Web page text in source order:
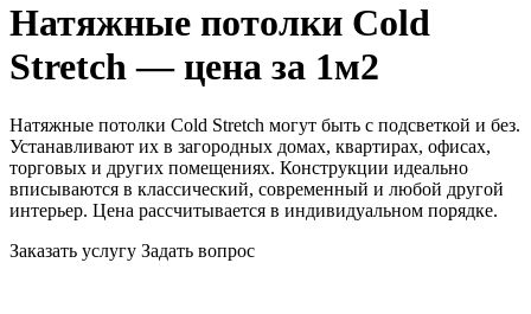
Натяжные потолки Cold
Stretch — цена за 1м2
Натяжные потолки Cold Stretch могут быть с подсветкой и без.
Устанавливают их в загородных домах, квартирах, офисах,
торговых и других помещениях. Конструкции идеально
вписываются в классический, современный и любой другой
интерьер. Цена рассчитывается в индивидуальном порядке.
Заказать услугу Задать вопрос